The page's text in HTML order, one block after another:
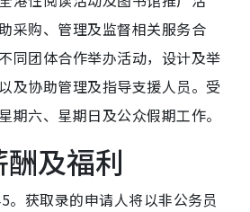
采购、管理及监督相关服务合
同团体合作举办活动，设计及举
及协助管理及指导支援人员。受
期六、星期日及公众假期工作。
及福利
。获取录的申请人将以非公务员